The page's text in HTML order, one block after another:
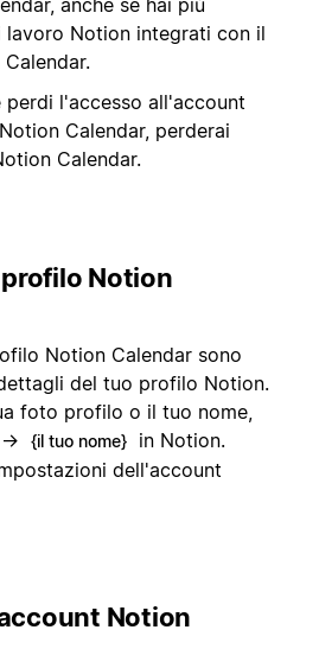
lavoro Notion integrati con il
perdi l'accesso all'account
Calendar, perderai
Calendar.
Notion
Notion Calendar sono
del tuo profilo Notion.
foto profilo o il tuo nome,
→ {il tuo nome}
in Notion.
dell'account
Notion